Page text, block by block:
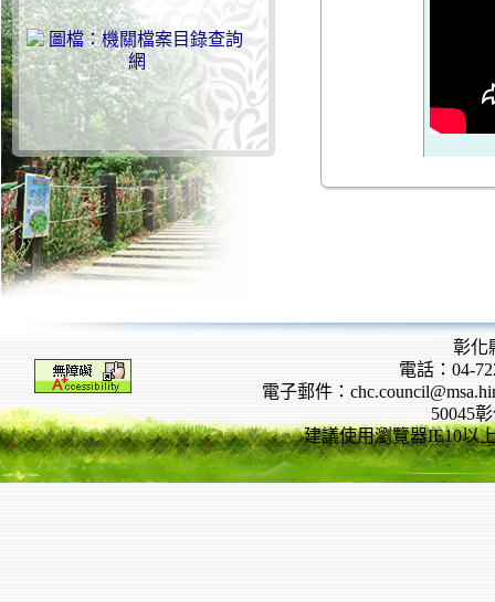
彰化
電話：04-
電子郵件：
50045
建議使用瀏覽器IE10以